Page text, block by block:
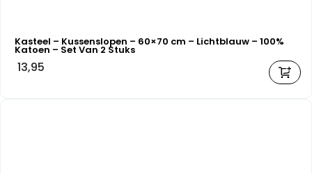
Kasteel – Kussenslopen – 60×70 cm – Lichtblauw – 100%
Katoen – Set Van 2 Stuks
13,95